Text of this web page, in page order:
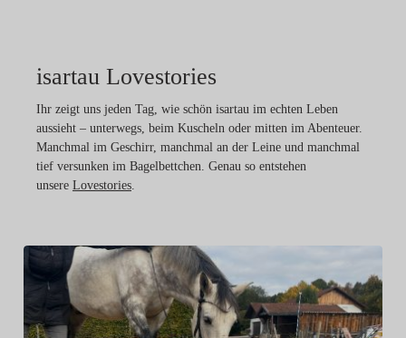
isartau Lovestories
Ihr zeigt uns jeden Tag, wie schön isartau im echten Leben
aussieht – unterwegs, beim Kuscheln oder mitten im Abenteuer.
Manchmal im Geschirr, manchmal an der Leine und manchmal
tief versunken im Bagelbettchen. Genau so entstehen
unsere Lovestories.